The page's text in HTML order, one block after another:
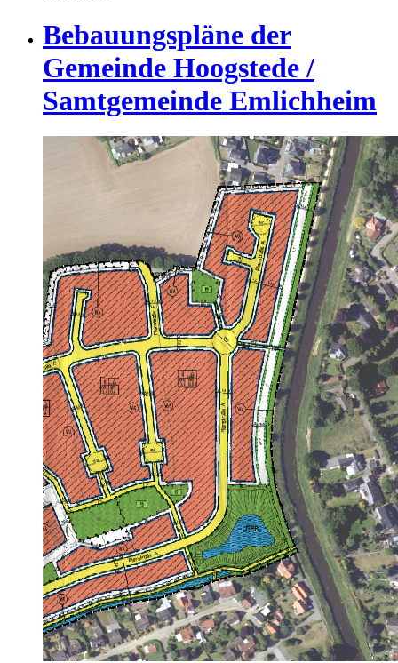
Bebauungspläne der
Gemeinde Hoogstede /
Samtgemeinde Emlichheim